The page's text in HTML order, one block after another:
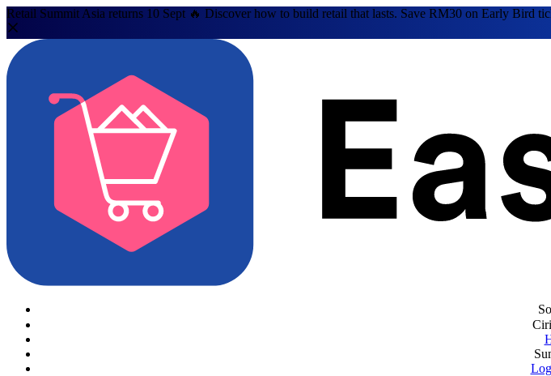
Retail Summit Asia returns 10 Sept 🔥 Discover how to build retail that lasts. Save RM30 on Early Bird